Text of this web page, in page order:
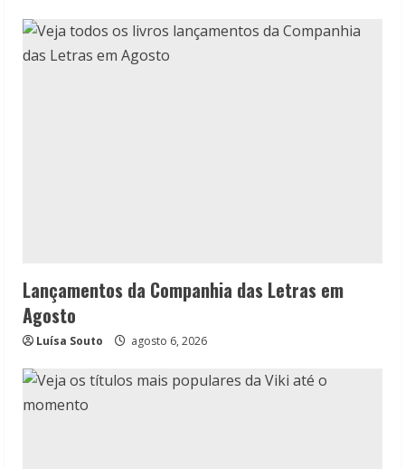
Lançamentos da Companhia das Letras em
Agosto
Luísa Souto agosto 6, 2026